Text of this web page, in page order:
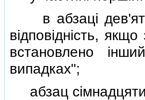
в абзацi
вiдповiднiсть,
встановлено
випадках";
абзац